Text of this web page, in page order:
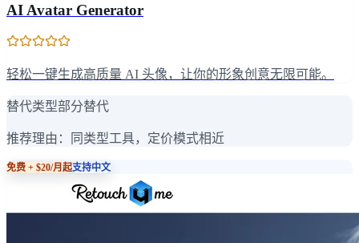
AI Avatar Generator
轻松一键生成高质量 AI 头像，让你的形象创意无限可能。
替代类型部分替代
推荐理由： 同类型工具，定价模式相近
免费 + $20/月起支持中文